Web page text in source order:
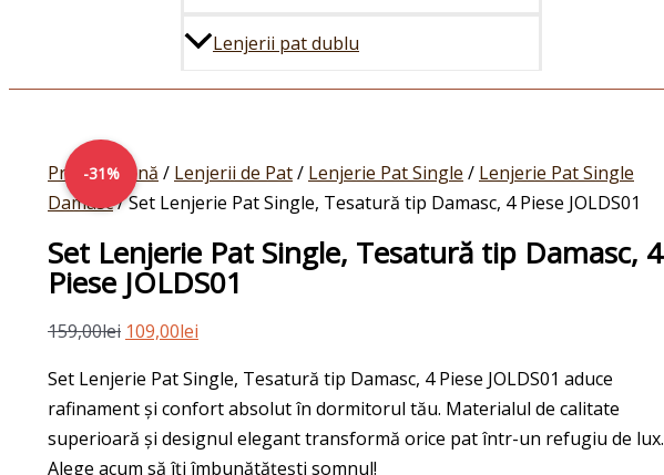
Lenjerii pat dublu
-31%
Prima pagină / Lenjerii de Pat/ Lenjerie Pat Single / Lenjerie Pat Single
Damasc/ Set Lenjerie Pat Single, Tesatură tip Damasc, 4 Piese JOLDS01
Set Lenjerie Pat Single, Tesatură tip Damasc, 4
Piese JOLDS01
159,00lei
Prețul
inițial
a
159,00lei.
109,00lei
curent
este:
Set Lenjerie Pat Single, Tesatură tip Damasc, 4 Piese JOLDS01 aduce
rafinament și confort absolut în dormitorul tău. Materialul de calitate
superioară și designul elegant transformă orice pat într-un refugiu de lux.
Alege acum să îți îmbunătățești somnul!
Set
Lenjerie
Single,
Tesatură
tip
4
Piese
JOLDS01